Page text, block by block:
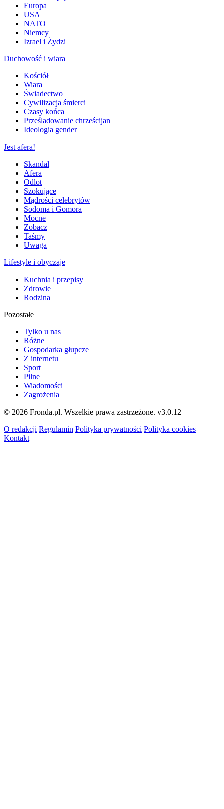
Europa
USA
NATO
Niemcy
Izrael i Żydzi
Duchowość i wiara
Kościół
Wiara
Świadectwo
Cywilizacja śmierci
Czasy końca
Prześladowanie chrześcijan
Ideologia gender
Jest afera!
Skandal
Afera
Odlot
Szokujące
Mądrości celebrytów
Sodoma i Gomora
Mocne
Zobacz
Taśmy
Uwaga
Lifestyle i obyczaje
Kuchnia i przepisy
Zdrowie
Rodzina
Pozostałe
Tylko u nas
Różne
Gospodarka głupcze
Z internetu
Sport
Pilne
Wiadomości
Zagrożenia
© 2026 Fronda.pl. Wszelkie prawa zastrzeżone. v3.0.12
O redakcji Regulamin Polityka prywatności Polityka cookies
Kontakt